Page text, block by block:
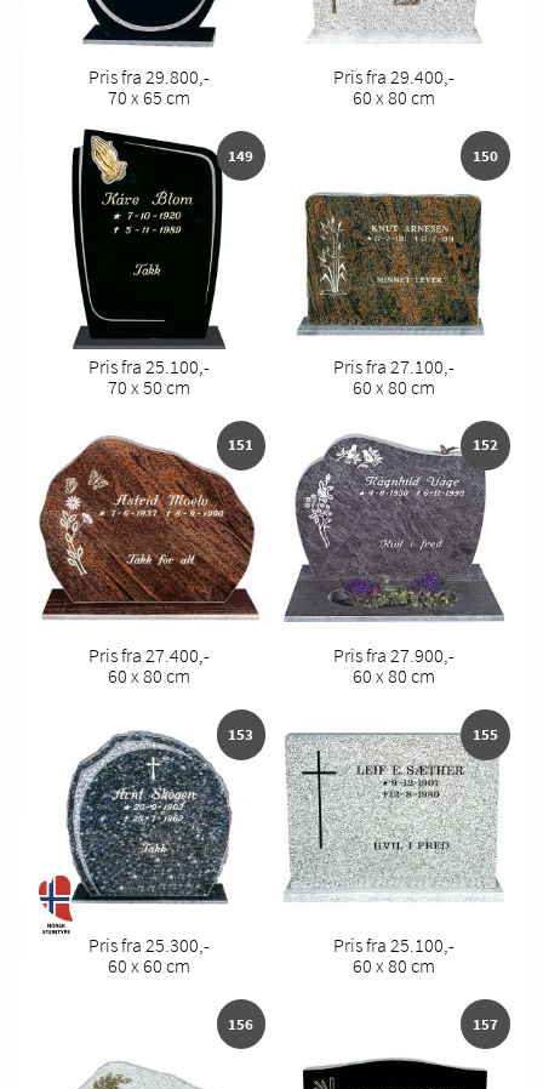
Pris fra 29.800,-
70 x 65 cm
Pris fra 29.400,-
60 x 80 cm
149
Pris fra 25.100,-
70 x 50 cm
150
Pris fra 27.100,-
60 x 80 cm
151
Pris fra 27.400,-
60 x 80 cm
152
Pris fra 27.900,-
60 x 80 cm
153
Pris fra 25.300,-
60 x 60 cm
155
Pris fra 25.100,-
60 x 80 cm
156 157